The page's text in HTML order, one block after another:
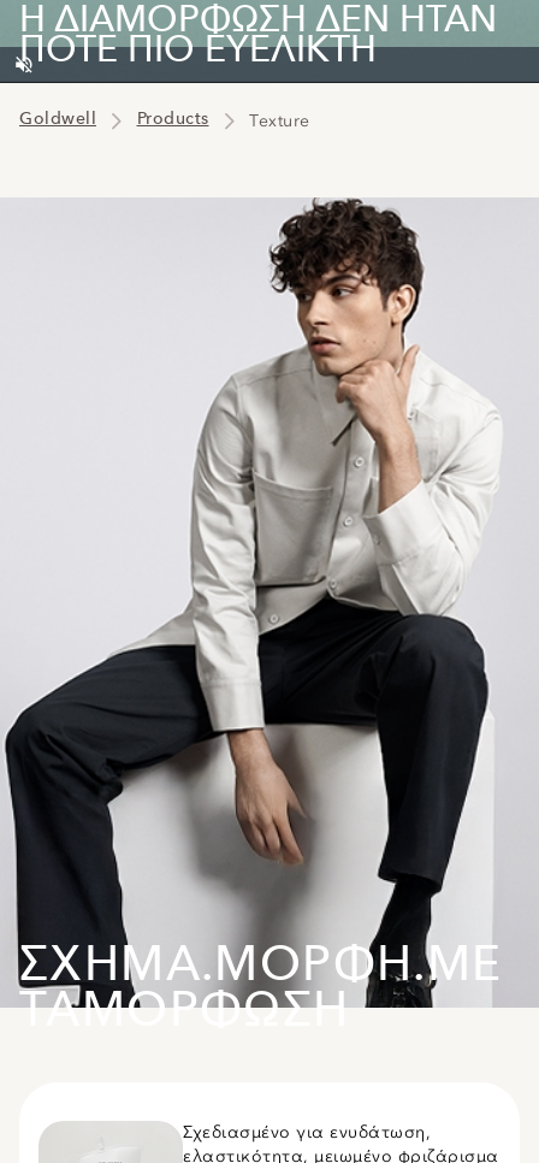
Unmute
Η ΔΙΑΜΌΡΦΩΣΗ ΔΕΝ ΉΤΑΝ
ΠΟΤΈ ΠΙΟ ΕΥΈΛΙΚΤΗ
Goldwell Products Texture
ΣΧΗΜΑ.ΜΟΡΦΗ.ΜΕ
ΤΑΜΟΡΦΩΣΗ
Σχεδιασμένο για ενυδάτωση,
ελαστικότητα, μειωμένο φριζάρισμα